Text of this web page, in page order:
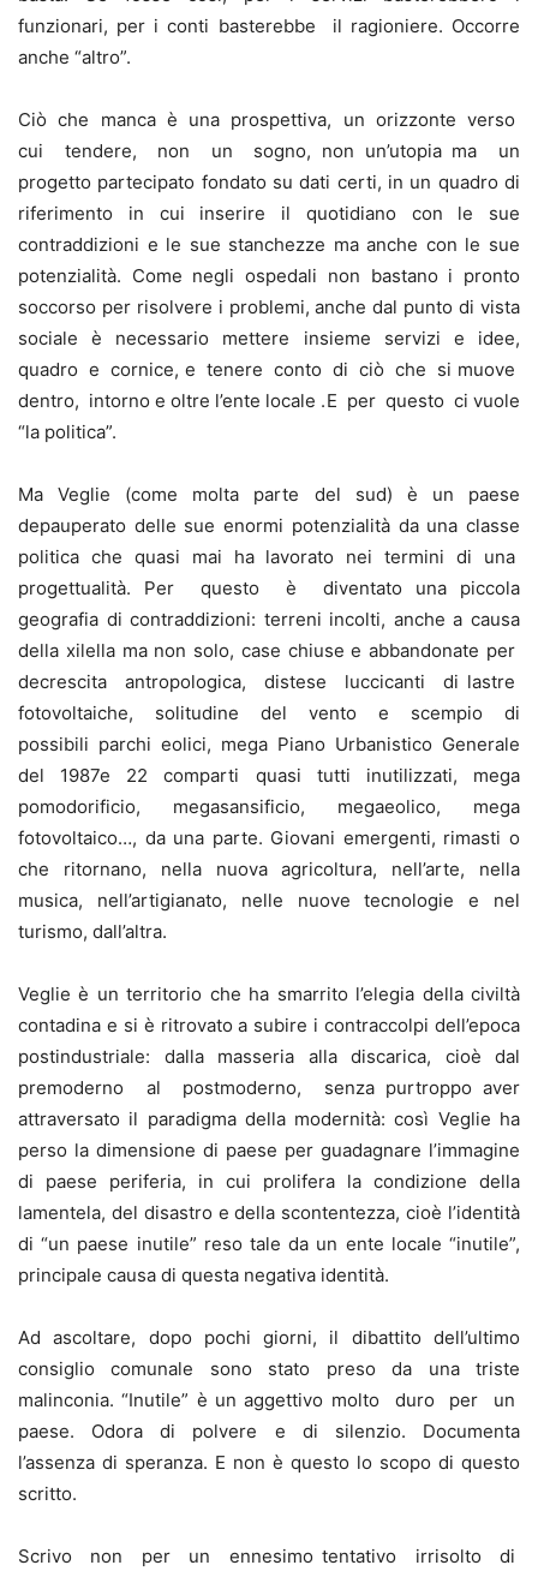
funzionari, per i conti basterebbe il ragioniere. Occorre
anche “altro”.
Ciò che manca è una prospettiva, un orizzonte verso
cui tendere, non un sogno, non un’utopia ma un
progetto partecipato fondato su dati certi, in un quadro di
riferimento in cui inserire il quotidiano con le sue
contraddizioni e le sue stanchezze ma anche con le sue
potenzialità. Come negli ospedali non bastano i pronto
soccorso per risolvere i problemi, anche dal punto di vista
sociale è necessario mettere insieme servizi e idee,
quadro e cornice, e tenere conto di ciò che si muove
dentro, intorno e oltre l’ente locale .E per questo ci vuole
“la politica”.
Ma Veglie (come molta parte del sud) è un paese
depauperato delle sue enormi potenzialità da una classe
politica che quasi mai ha lavorato nei termini di una
progettualità. Per questo è diventato una piccola
geografia di contraddizioni: terreni incolti, anche a causa
della xilella ma non solo, case chiuse e abbandonate per
decrescita antropologica, distese luccicanti di lastre
fotovoltaiche, solitudine del vento e scempio di
possibili parchi eolici, mega Piano Urbanistico Generale
del 1987e 22 comparti quasi tutti inutilizzati, mega
pomodorificio, megasansificio, megaeolico, mega
fotovoltaico…, da una parte. Giovani emergenti, rimasti o
che ritornano, nella nuova agricoltura, nell’arte, nella
musica, nell’artigianato, nelle nuove tecnologie e nel
turismo, dall’altra.
Veglie è un territorio che ha smarrito l’elegia della civiltà
contadina e si è ritrovato a subire i contraccolpi dell’epoca
postindustriale: dalla masseria alla discarica, cioè dal
premoderno al postmoderno, senza purtroppo aver
attraversato il paradigma della modernità: così Veglie ha
perso la dimensione di paese per guadagnare l’immagine
di paese periferia, in cui prolifera la condizione della
lamentela, del disastro e della scontentezza, cioè l’identità
di “un paese inutile” reso tale da un ente locale “inutile”,
principale causa di questa negativa identità.
Ad ascoltare, dopo pochi giorni, il dibattito dell’ultimo
consiglio comunale sono stato preso da una triste
malinconia. “Inutile” è un aggettivo molto duro per un
paese. Odora di polvere e di silenzio. Documenta
l’assenza di speranza. E non è questo lo scopo di questo
scritto.
Scrivo non per un ennesimo tentativo irrisolto di